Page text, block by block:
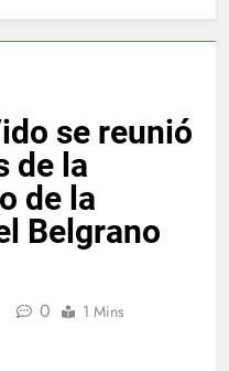
se reunió
de la
de la
Belgrano
0 1 Mins